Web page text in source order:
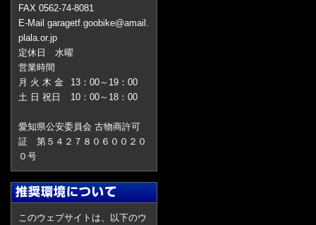
FAX 0562-74-8081
E-Mail garagetf.goobike@amail.
plala.or.jp
定休日 水曜
営業時間
月 火 木 金
13：00～19：00
土 日 祝日
10：00～18：00
愛知県公安委員会 古物商許可
証 第５４２７８０６００２０
０号
このウェブサイトは、以下のウ